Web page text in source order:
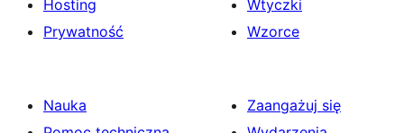
Hosting
Prywatność
Wtyczki
Wzorce
Nauka
Zaangażuj się